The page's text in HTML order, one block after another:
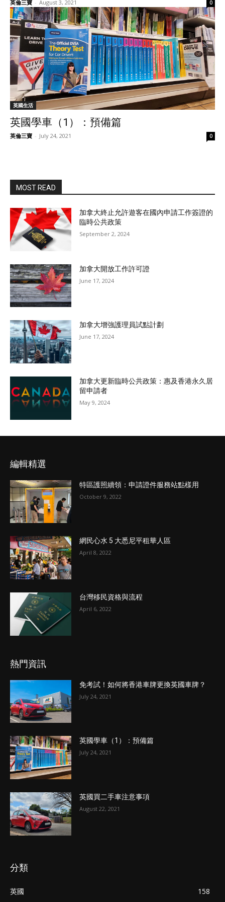
英倫三寶 - August 3, 2021 0
英國生活
英國學車（1）：預備篇
英倫三寶 - July 24, 2021 0
MOST READ
加拿大終止允許遊客在國內申請工作簽證的
臨時公共政策
September 2, 2024
加拿大開放工作許可證
June 17, 2024
加拿大增強護理員試點計劃
June 17, 2024
加拿大更新臨時公共政策：惠及香港永久居
留申請者
May 9, 2024
編輯精選
特區護照續領：申請證件服務站點樣用
October 9, 2022
網民心水 5 大悉尼平租華人區
April 8, 2022
台灣移民資格與流程
April 6, 2022
熱門資訊
免考試！如何將香港車牌更換英國車牌？
July 24, 2021
英國學車（1）：預備篇
July 24, 2021
英國買二手車注意事項
August 22, 2021
分類
英國
158